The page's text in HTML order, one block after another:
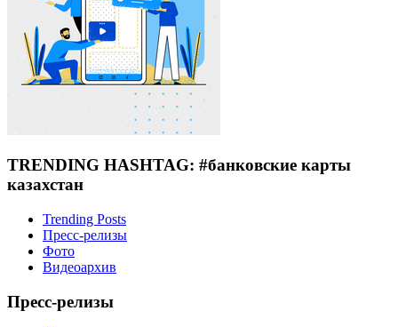
TRENDING HASHTAG: #банковские карты
казахстан
Trending Posts
Пресс-релизы
Фото
Видеоархив
Пресс-релизы